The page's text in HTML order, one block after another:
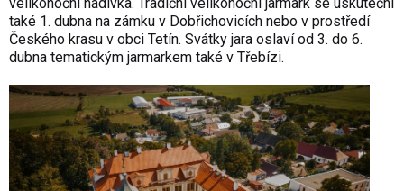
také 1. dubna na zámku v Dobřichovicích nebo v prostředí
Českého krasu v obci Tetín. Svátky jara oslaví od 3. do 6.
dubna tematickým jarmarkem také v Třebízi.